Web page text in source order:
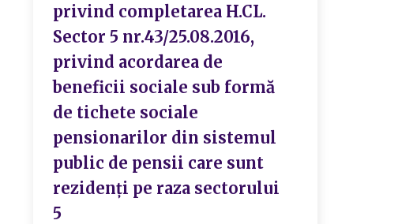
privind completarea H.CL.
Sector 5 nr.43/25.08.2016,
privind acordarea de
beneficii sociale sub formă
de tichete sociale
pensionarilor din sistemul
public de pensii care sunt
rezidenți pe raza sectorului
5